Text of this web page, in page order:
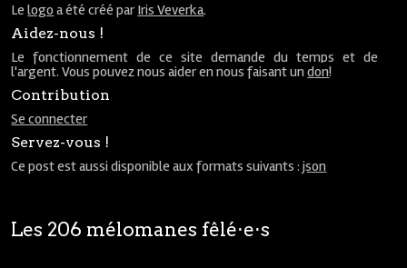
Lelogo a été créé par Iris Veverka.
Aidez-nous !
Le fonctionnement de ce site demande du temps et de
l'argent. Vous pouvez nous aider en nous faisant undon!
Contribution
Se connecter
Servez-vous !
Ce post est aussi disponible aux formats suivants :json
Les 206 mélomanes fêlé⋅e⋅s